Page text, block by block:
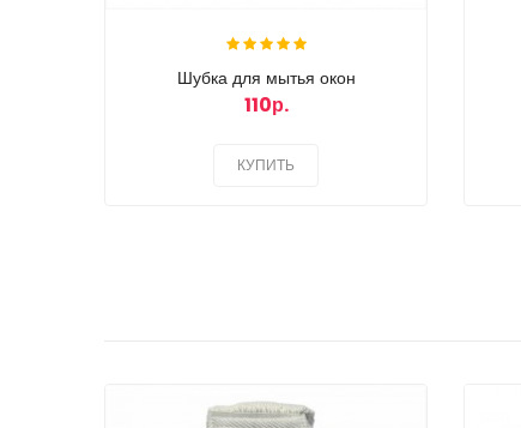
Шубка для мытья окон
110р.
КУПИТЬ